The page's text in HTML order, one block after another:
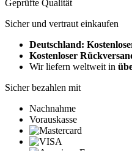
Geprüfte Qualität
Sicher und vertraut einkaufen
Deutschland:
Kostenloser
Wir liefern weltweit in
Sicher bezahlen mit
Nachnahme
Vorauskasse